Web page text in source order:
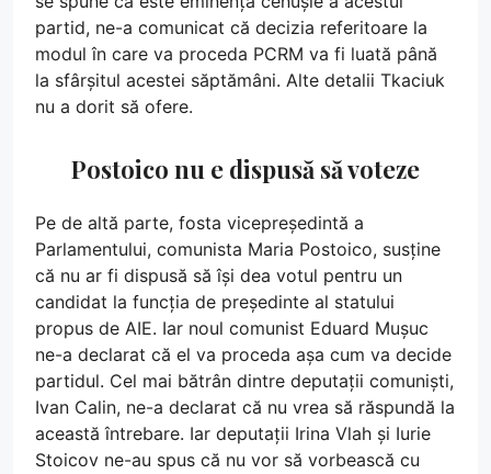
partid, ne-a comunicat că decizia referitoare la
modul în care va proceda PCRM va fi luată până
la sfârșitul acestei săptămâni. Alte detalii Tkaciuk
nu a dorit să ofere.
Postoico nu e dispusă să voteze
Pe de altă parte, fosta vicepreședintă a
Parlamentului, comunista Maria Postoico, susține
că nu ar fi dispusă să își dea votul pentru un
candidat la funcția de președinte al statului
propus de AIE. Iar noul comunist Eduard Mușuc
ne-a declarat că el va proceda așa cum va decide
partidul. Cel mai bătrân dintre deputații comuniști,
Ivan Calin, ne-a declarat că nu vrea să răspundă la
această întrebare. Iar deputații Irina Vlah și Iurie
Stoicov ne-au spus că nu vor să vorbească cu